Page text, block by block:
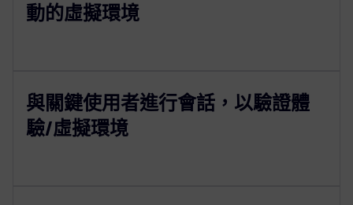
動的虛擬環境
與關鍵使用者進行會話，以驗證體
驗/虛擬環境